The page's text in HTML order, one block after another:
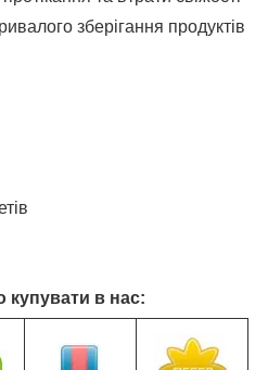
зберігання продуктів
купувати в нас: